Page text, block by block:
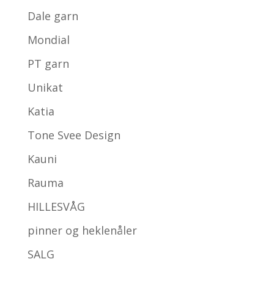
Dale garn
Mondial
PT garn
Unikat
Katia
Tone Svee Design
Kauni
Rauma
HILLESVÅG
pinner og heklenåler
SALG